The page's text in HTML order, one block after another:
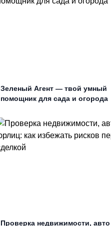
Зеленый Агент — твой умный
помощник для сада и огорода
Проверка недвижимости, авто